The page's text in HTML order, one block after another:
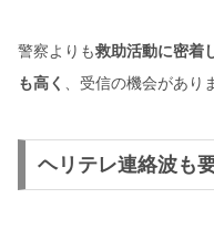
警察よりも救助活動に密着
も高く
、受信の機会があり
ヘリテレ連絡波も